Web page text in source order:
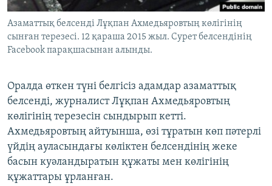
Басқа тілдерде
Азаматтық белсенді Лұқпан Ахмедьяровтың көлігінің
сынған терезесі. 12 қараша 2015 жыл. Сурет белсендінің
Facebook парақшасынан алынды.
Оралда өткен түні белгісіз адамдар азаматтық
белсенді, журналист Лұқпан Ахмедьяровтың
көлігінің терезесін сындырып кетті.
Ахмедьяровтың айтуынша, өзі тұратын көп пәтерлі
үйдің ауласындағы көліктен белсендінің жеке
басын куәландыратын құжаты мен көлігінің
құжаттары ұрланған.